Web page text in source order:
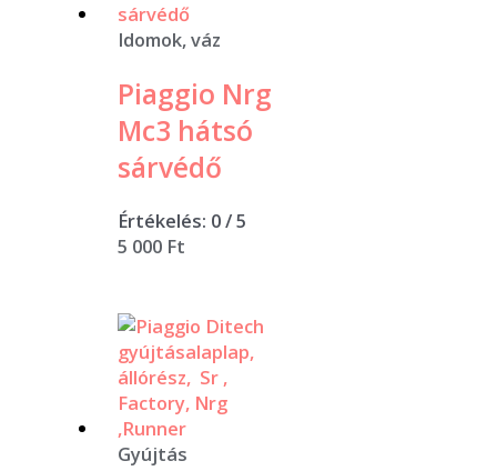
Idomok, váz
Piaggio Nrg
Mc3 hátsó
sárvédő
Értékelés: 0/ 5
5 000 Ft
Gyújtás